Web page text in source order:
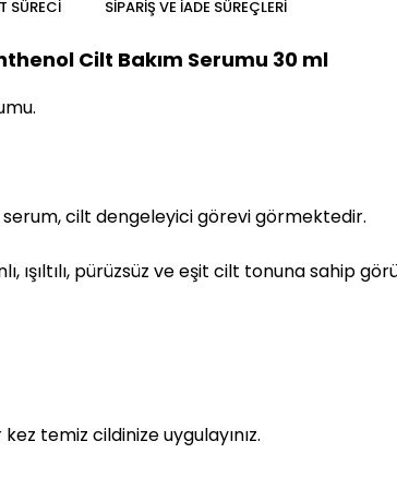
SÜRECI SIPARIŞ VE İADE SÜREÇLERI
Cilt Bakım Serumu 30 ml
cilt dengeleyici görevi görmektedir.
ışıltılı, pürüzsüz ve eşit cilt tonuna sahip
temiz cildinize uygulayınız.